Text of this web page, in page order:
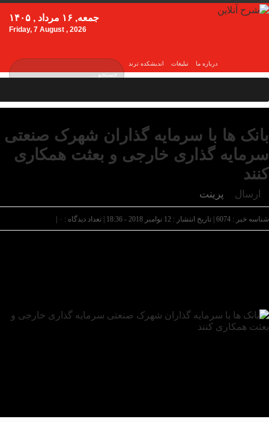
اندیشکده ترند تبلیغات درباره ما
جمعه, ۱۶ مرداد , ۱۴۰۵
Friday, 7 August , 2026
بانک ها با سرمایه گذاران شهرک صنعتی
سرمایه گذاری خارجی و بعثت همکاری
کنند
ارسال پرینت
شناسه خبر : 6074 | تاریخ انتشار : 12 نوامبر 2018 - 18:36 | تعداد دیدگاه : ۰